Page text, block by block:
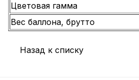
Цветовая гамма
Вес баллона, брутто
Назад к списку